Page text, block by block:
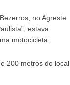
no Agreste
estava
motocicleta.
200 metros do local,